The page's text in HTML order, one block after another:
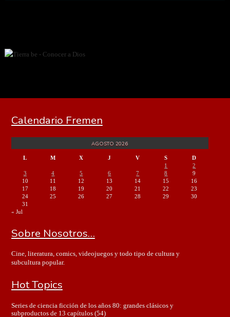
Calendario Fremen
AGOSTO 2026
L M X J V S
D
1
2
3
4 5 6 7 8
9
10
11 12 13 14 15
16
17
18 19 20 21 22
23
24
25 26 27 28 29
30
31
« Jul
Sobre Nosotros…
Cine, literatura, comics, videojuegos y todo tipo de cultura y
subcultura popular.
Hot Topics
Series de ciencia ficción de los años 80: grandes clásicos y
subproductos de 13 capítulos(54)